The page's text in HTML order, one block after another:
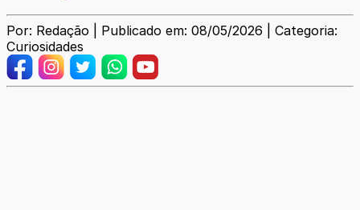
Por: Redação | Publicado em: 08/05/2026 | Categoria:
Curiosidades